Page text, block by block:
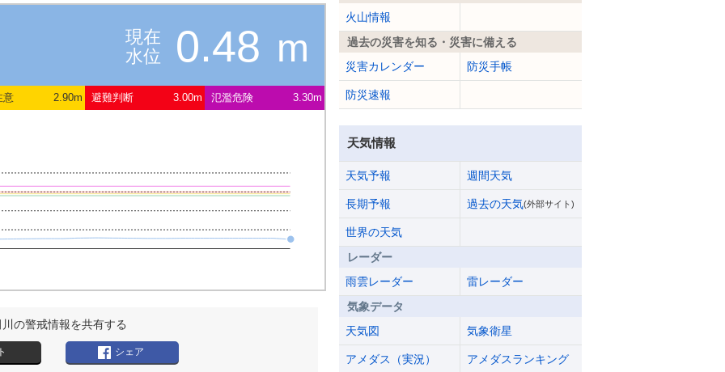
現在
水位
0.48 m
意 2.90m 避難判断 3.00m 氾濫危険 3.30m
の警戒情報を共有する
シェア
火山情報
過去の災害を知る・災害に備える
災害カレンダー
防災手帳
防災速報
天気情報
天気予報 週間天気
長期予報 過去の天気(外部サイト)
世界の天気
レーダー
雨雲レーダー
雷レーダー
気象データ
天気図
気象衛星
アメダス（実況）
アメダスランキング